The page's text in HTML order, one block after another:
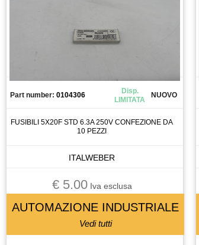
CASSETTO DI SALDATURA
CAVO
CELLA DI CARICO
CHIUSURA PNEUMATICA
CIABATTA DI CONNESSIONE
Part number: 0104306
Disp.
LIMITATA
NUOVO
FUSIBILI 5X20F STD 6.3A 250V CONFEZIONE DA
10 PEZZI
ITALWEBER
€ 5.00Iva esclusa
AUTOMAZIONE INDUSTRIALE
Vedi tutti